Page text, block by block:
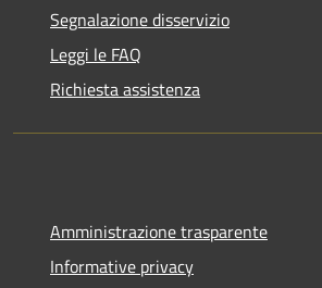
Segnalazione disservizio
Leggi le FAQ
Richiesta assistenza
Amministrazione trasparente
Informative privacy